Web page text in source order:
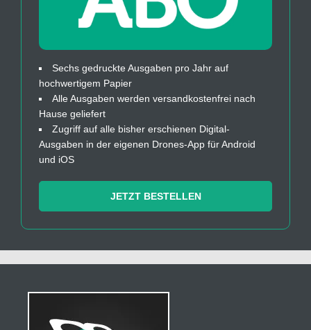
Sechs gedruckte Ausgaben pro Jahr auf
hochwertigem Papier
Alle Ausgaben werden versandkostenfrei nach
Hause geliefert
Zugriff auf alle bisher erschienen Digital-
Ausgaben in der eigenen Drones-App für Android
und iOS
JETZT BESTELLEN